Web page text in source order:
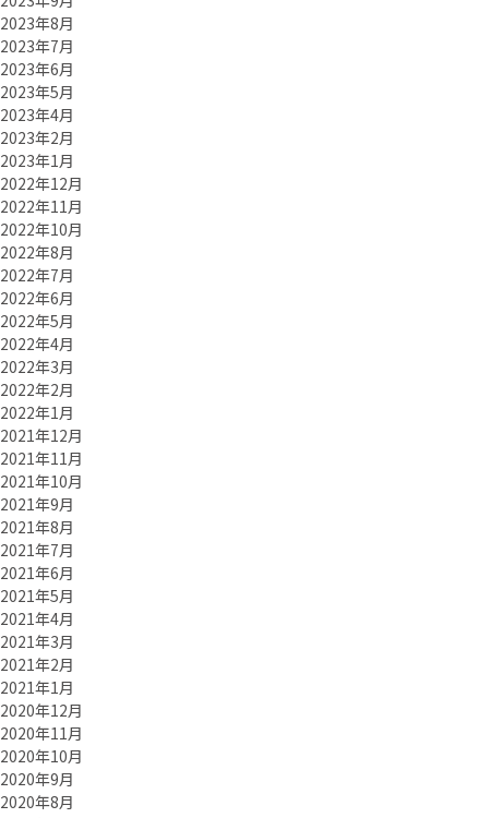
2023年8月
2023年7月
2023年6月
2023年5月
2023年4月
2023年2月
2023年1月
2022年12月
2022年11月
2022年10月
2022年8月
2022年7月
2022年6月
2022年5月
2022年4月
2022年3月
2022年2月
2022年1月
2021年12月
2021年11月
2021年10月
2021年9月
2021年8月
2021年7月
2021年6月
2021年5月
2021年4月
2021年3月
2021年2月
2021年1月
2020年12月
2020年11月
2020年10月
2020年9月
2020年8月